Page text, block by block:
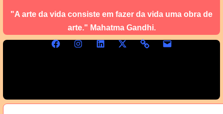
"A arte da vida consiste em fazer da vida uma obra de
arte." Mahatma Gandhi.